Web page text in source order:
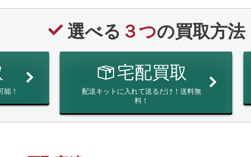
選べる ３つの買取方法
能！
宅配買取
配送キットに入れて送るだけ！送料無
料！